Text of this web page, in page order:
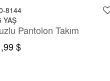
8144
YAŞ
Pantolon Takım
$